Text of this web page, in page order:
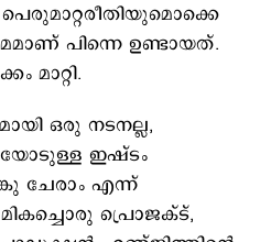
പിന്നെ ഉണ്ടായത്.
മാറ്റി.
ഒരു നടനല്ല,
ഇഷ്ടം
ചേരാം എന്ന്
മികച്ചൊരു പ്രൊജക്ട്,